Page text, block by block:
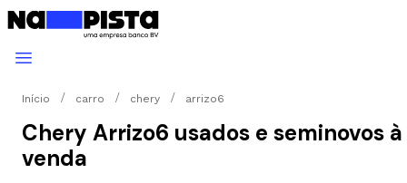
Início carro chery arrizo6
Chery Arrizo6 usados e seminovos à
venda